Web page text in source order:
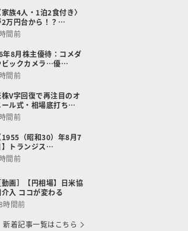
家族4人・1泊2食付き〉
2万円台から！？…
間前
年8月株主優待：コメダ
ビックカメラ…優…
間前
V字回復で再注目のオ
ール式・相場底打ち…
間前
1955（昭和30）年8月7
】トランジス…
間前
動画］【円相場】日米協
入 ココが変わる
時間前
新着記事一覧はこちら